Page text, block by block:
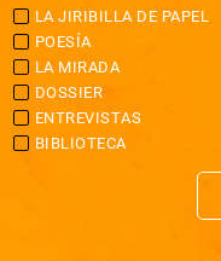
LA JIRIBILLA DE PAPEL
POESÍA
LA MIRADA
DOSSIER
ENTREVISTAS
BIBLIOTECA